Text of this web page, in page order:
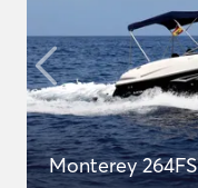
Monterey 264FS